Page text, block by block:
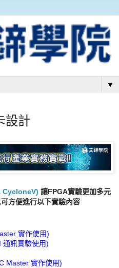
▼
設計
CycloneV) 讓FPGA實驗更加多元
方便進行以下實驗內容
實作使用)
通訊實驗使用)
Master 實作使用)